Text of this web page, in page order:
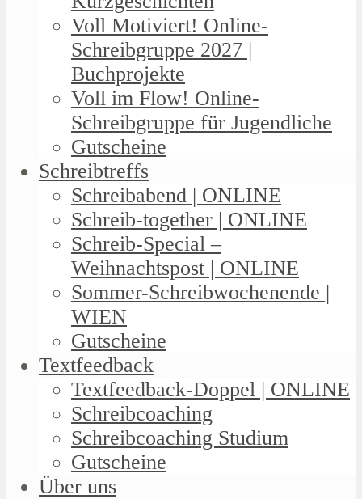
Voll Motiviert! Online-
Schreibgruppe 2027 |
Buchprojekte
Voll im Flow! Online-
Schreibgruppe für Jugendliche
Gutscheine
Schreibtreffs
Schreibabend | ONLINE
Schreib-together | ONLINE
Schreib-Special –
Weihnachtspost | ONLINE
Sommer-Schreibwochenende |
WIEN
Gutscheine
Textfeedback
Textfeedback-Doppel | ONLINE
Schreibcoaching
Schreibcoaching Studium
Gutscheine
Über uns